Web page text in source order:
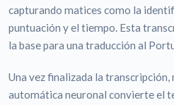
capturando matices como la
puntuación y el tiempo. Esta
la base para una traducción al
Una vez finalizada la
automática neuronal convierte el